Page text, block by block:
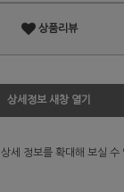
상품리뷰
상세정보 새창 열기
상세 정보를 확대해 보실 수